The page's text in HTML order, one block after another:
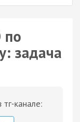
по
задача
канале: